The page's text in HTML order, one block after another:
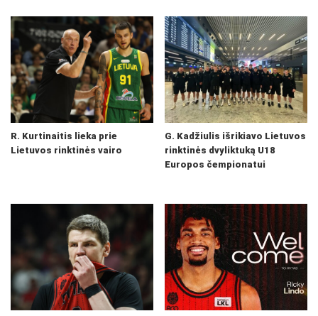
R. Kurtinaitis lieka prie
Lietuvos rinktinės vairo
G. Kadžiulis išrikiavo Lietuvos
rinktinės dvyliktuką U18
Europos čempionatui